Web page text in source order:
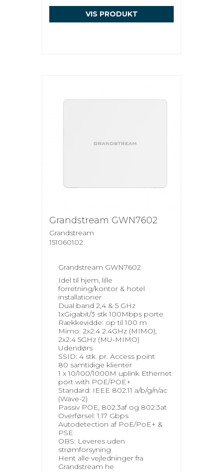
VIS PRODUKT
Grandstream GWN7602
Grandstream
151060102
Grandstream GWN7602
Idel til hjem, lille
forretning/kontor & hotel
installationer
Dual band 2,4 & 5 GHz
1xGigabit/3 stk 100Mbps porte
Rækkevidde: op til 100 m
Mimo: 2x2:4 2.4GHz (MIMO),
2x2:4 5GHz (MU-MIMO)
Udendørs
SSID: 4 stk. pr. Access point
80 samtidige klienter
1 x 10/100/1000M uplink Ethernet
port with POE/POE+
Standard: IEEE 802.11 a/b/g/n/ac
(Wave-2)
Passiv POE, 802.3af og 802.3at
Overførsel: 1.17 Gbps
Autodetection af PoE/PoE+ &
PSE
OBS: Leveres uden
strømforsyning
Hent alle vejledninger fra
Grandstream he